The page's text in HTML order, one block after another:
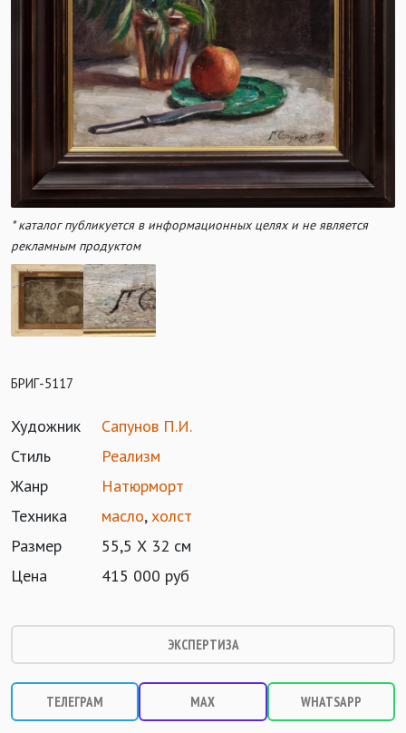
* каталог публикуется в информационных целях и не является
рекламным продуктом
БРИГ-5117
Художник
Сапунов П.И.
Стиль
Реализм
Жанр
Натюрморт
Техника
масло,холст
Размер
55,5 Х 32 см
Цена
415 000 руб
ЭКСПЕРТИЗА
ТЕЛЕГРАМ MAX WHATSAPP